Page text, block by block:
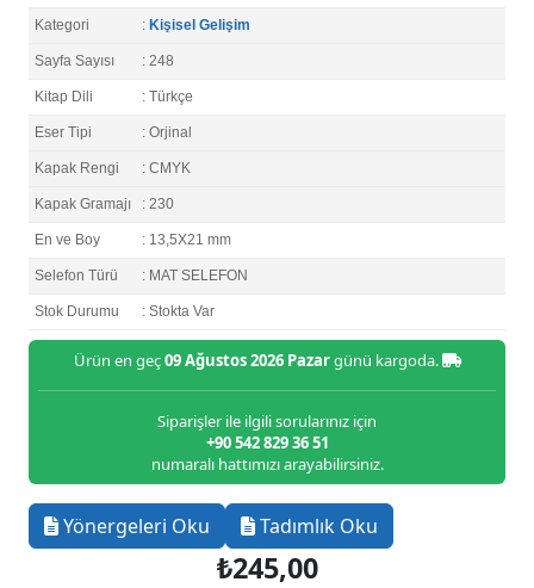
Kategori : Kişisel Gelişim
Sayfa Sayısı : 248
Kitap Dili : Türkçe
Eser Tipi : Orjinal
Kapak Rengi : CMYK
Kapak Gramajı : 230
En ve Boy : 13,5X21 mm
Selefon Türü : MAT SELEFON
Stok Durumu : Stokta Var
Ürün en geç09 Ağustos 2026 Pazargünü kargoda.
Siparişler ile ilgili sorularınız için
+90 542 829 36 51
numaralı hattımızı arayabilirsiniz.
Yönergeleri Oku Tadımlık Oku
₺245,00